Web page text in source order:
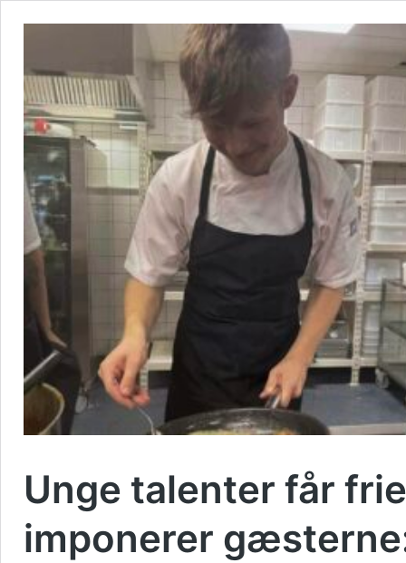
Unge talenter får
imponerer